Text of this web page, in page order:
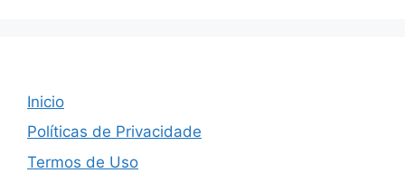
Inicio
Políticas de Privacidade
Termos de Uso